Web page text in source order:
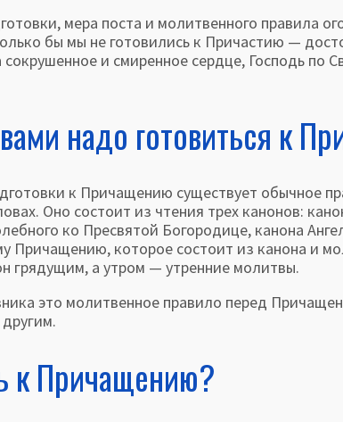
мера поста и молитвенно­го правила
бы мы не готовились к Причастию —
и смиренное сердце, Господь по
надо готовиться к
к Причащению существует обычное
Оно состоит из чтения трех канонов:
ко Пресвятой Богородице, канона
Причащению, которое состоит из канона и
гря­дущим, а утром — утренние молитвы.
это молитвенное правило перед
к Причащению?